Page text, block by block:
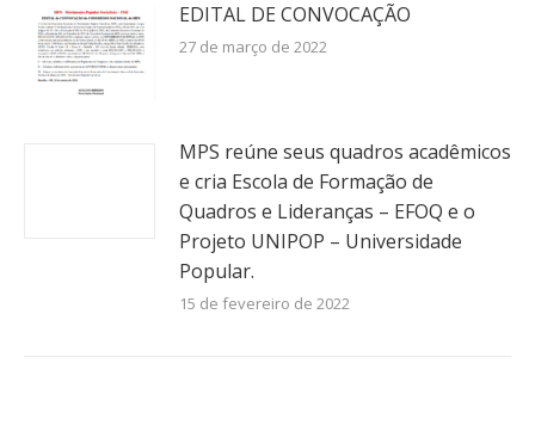
EDITAL DE CONVOCAÇÃO
27 de março de 2022
MPS reúne seus quadros acadêmicos
e cria Escola de Formação de
Quadros e Lideranças – EFOQ e o
Projeto UNIPOP – Universidade
Popular.
15 de fevereiro de 2022